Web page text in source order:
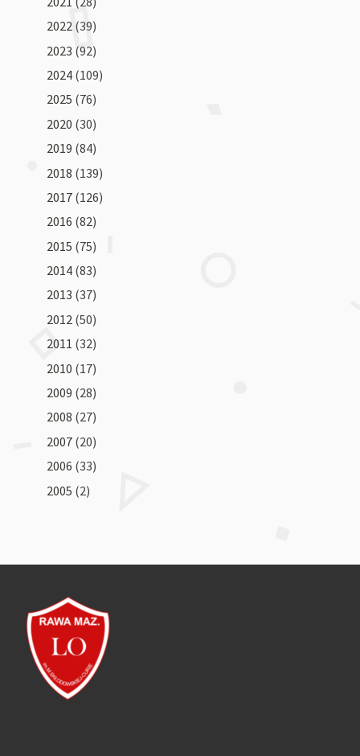
2022 (39)
2023 (92)
2024 (109)
2025 (76)
2020 (30)
2019 (84)
2018 (139)
2017 (126)
2016 (82)
2015 (75)
2014 (83)
2013 (37)
2012 (50)
2011 (32)
2010 (17)
2009 (28)
2008 (27)
2007 (20)
2006 (33)
2005 (2)